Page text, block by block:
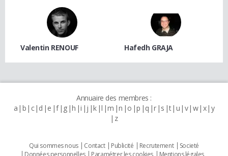
Valentin RENOUF Hafedh GRAJA
Annuaire des membres :
a b c d e f g h i j k l m n o p q r s t u v w x y
z
Qui sommes nous Contact Publicité Recrutement
Societé
Données personnelles
Paramétrer les cookies Mentions légales